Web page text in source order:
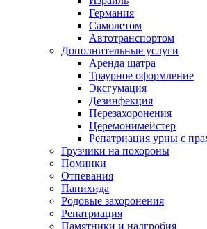
Германия
Самолетом
Автотранспортом
Дополнительные услуги
Аренда шатра
Траурное оформление
Эксгумация
Дезинфекция
Перезахоронения
Церемонимейстер
Репатриация урны с
Грузчики на похороны
Поминки
Отпевания
Панихида
Родовые захоронения
Репатриация
Памятники и надгробия